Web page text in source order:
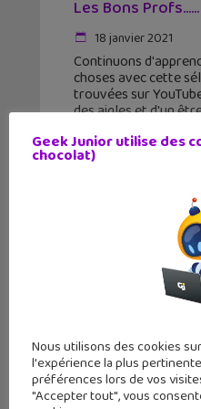
Les Bons Profs…...
18 janvier 2021
Continuons
choses avec cette
trouvées sur
des aigles et d'un
semaine des vidéos
Geek Junior utilise des
chocolat)
Nous utilisons des cookies
l'expérience la plus
préférences lors de vos
"Accepter tout", vous